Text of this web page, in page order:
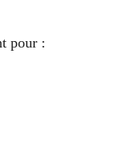
pour :